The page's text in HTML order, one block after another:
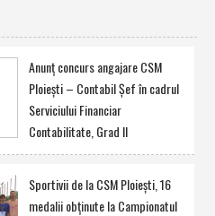
Anunţ concurs angajare CSM
Ploieşti – Contabil Şef în cadrul
Serviciului Financiar
Contabilitate, Grad II
Sportivii de la CSM Ploieşti, 16
medalii obţinute la Campionatul